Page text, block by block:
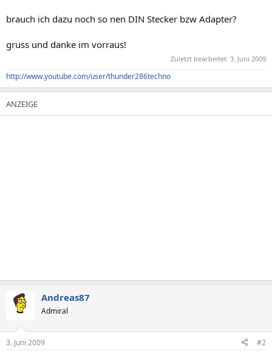
brauch ich dazu noch so nen DIN Stecker bzw Adapter?
gruss und danke im vorraus!
Zuletzt bearbeitet: 3. Juni 2009
http://www.youtube.com/user/thunder286techno
Andreas87
Admiral
3. Juni 2009 #2